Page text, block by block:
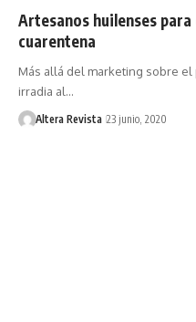
Artesanos huilenses
cuarentena
Más allá del marketing sobre
irradia al…
Altera Revista 23 junio, 2020